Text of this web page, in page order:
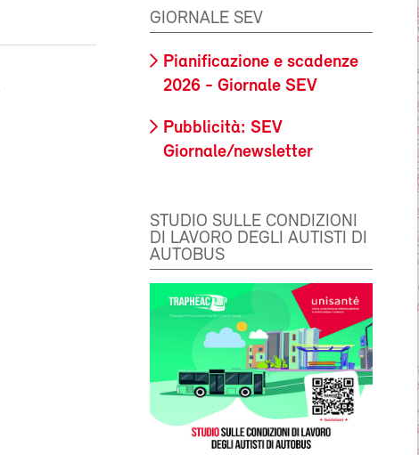
GIORNALE SEV
Pianificazione e scadenze
2026 - Giornale SEV
Pubblicità: SEV
Giornale/newsletter
STUDIO SULLE CONDIZIONI
DI LAVORO DEGLI AUTISTI DI
AUTOBUS